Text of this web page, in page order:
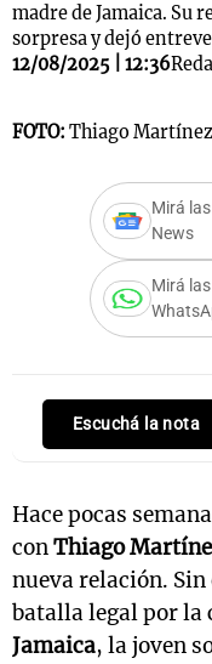
madre de Jamaica. Su
sorpresa y dejó
12/08/2025 | 12:36
FOTO: Thiago
Mirá
News
Mirá
Escuchá la nota
Hace pocas
conThiago
nueva relación. Sin
batalla legal por la
Jamaica, la joven
Notas
Mundial